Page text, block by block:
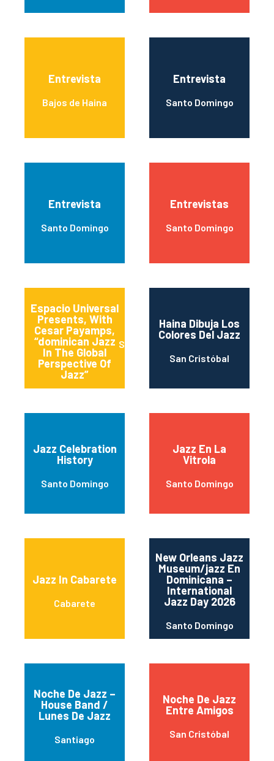
Entrevista
Bajos de Haina
Entrevista
Santo Domingo
Entrevista
Santo Domingo
Entrevistas
Santo Domingo
Espacio Universal
Presents, With
Cesar Payamps,
“dominican Jazz
In The Global
Perspective Of
Jazz”
Santiago
Haina Dibuja Los
Colores Del Jazz
San Cristóbal
Jazz Celebration
History
Santo Domingo
Jazz En La
Vitrola
Santo Domingo
Jazz In Cabarete
Cabarete
New Orleans Jazz
Museum/jazz En
Dominicana –
International
Jazz Day 2026
Santo Domingo
Noche De Jazz –
House Band /
Lunes De Jazz
Santiago
Noche De Jazz
Entre Amigos
San Cristóbal